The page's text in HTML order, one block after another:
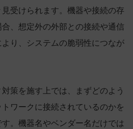
受けられます。機器や接続の存
、想定外の外部との接続や通信
り、システムの脆弱性につなが
策を施す上では、まずどのよう
ワークに接続されているのかを
。機器名やベンダー名だけでは